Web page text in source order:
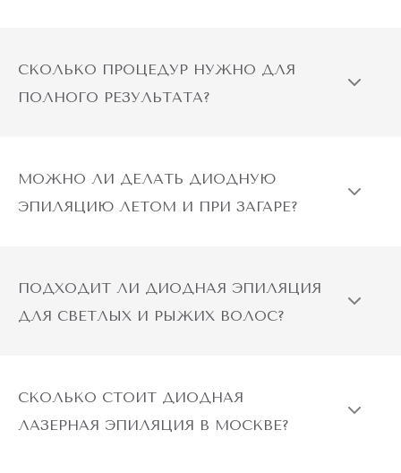
СКОЛЬКО ПРОЦЕДУР НУЖНО ДЛЯ
ПОЛНОГО РЕЗУЛЬТАТА?
МОЖНО ЛИ ДЕЛАТЬ ДИОДНУЮ
ЭПИЛЯЦИЮ ЛЕТОМ И ПРИ ЗАГАРЕ?
ПОДХОДИТ ЛИ ДИОДНАЯ ЭПИЛЯЦИЯ
ДЛЯ СВЕТЛЫХ И РЫЖИХ ВОЛОС?
СКОЛЬКО СТОИТ ДИОДНАЯ
ЛАЗЕРНАЯ ЭПИЛЯЦИЯ В МОСКВЕ?